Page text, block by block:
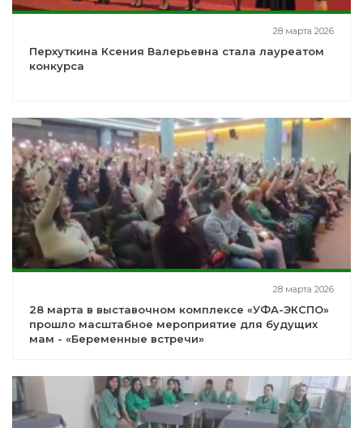
28 марта 2026
Перхуткина Ксения Валерьевна стала лауреатом
конкурса
28 марта 2026
28 марта в выставочном комплексе «УФА-ЭКСПО»
прошло масштабное мероприятие для будущих
мам - «Беременные встречи»